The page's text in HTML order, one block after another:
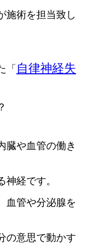
施術を担当致し
「 自律神経失
臓や血管の働き
神経です。
血管や分泌腺を
の意思で動かす